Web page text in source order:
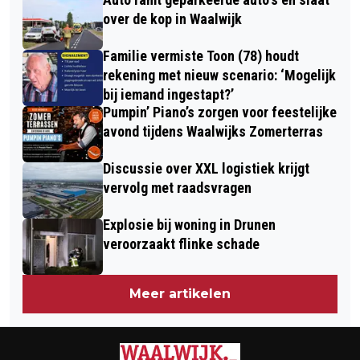
CONTACTGRILL
OFFICIËLE BEKENDMAKINGEN IN
WAALWIJK
over de kop in Waalwijk
Familie vermiste Toon (78) houdt
rekening met nieuw scenario: ‘Mogelijk
bij iemand ingestapt?’
Pumpin’ Piano’s zorgen voor feestelijke
avond tijdens Waalwijks Zomerterras
Discussie over XXL logistiek krijgt
vervolg met raadsvragen
Explosie bij woning in Drunen
veroorzaakt flinke schade
Meer artikelen